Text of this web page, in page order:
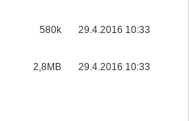
580k 29.4.2016 10:33
2,8MB 29.4.2016 10:33